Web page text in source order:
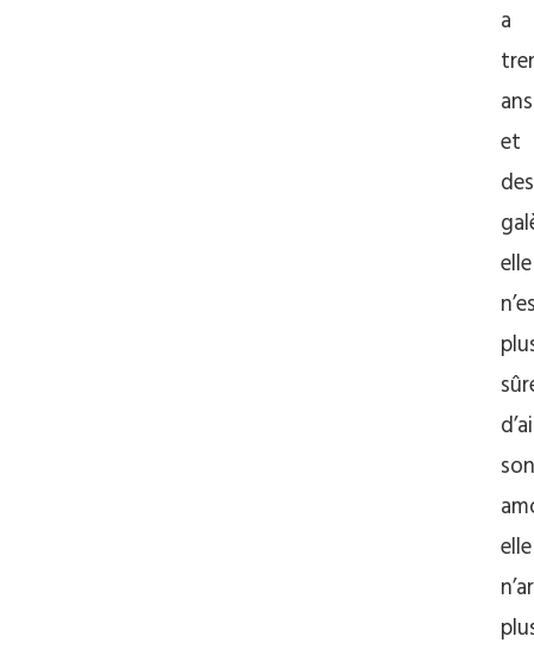
a
ans
et
des
elle
son
elle